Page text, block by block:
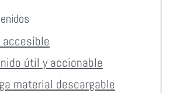
accesible
útil y accionable
material descargable